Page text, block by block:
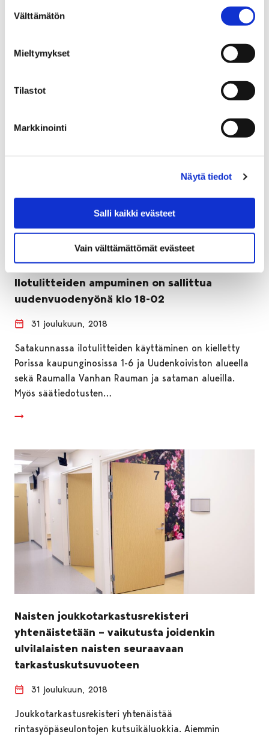
valinta
Välttämätön
Mieltymykset
Tilastot
Markkinointi
Näytä tiedot
Salli kaikki evästeet
Vain välttämättömät evästeet
Ilmatieteenlaitos ennustaa 1.-2.1.2019 ajalle
voimakkaita tuulia merelle ja maa-alueille. Tuuli voi
aiheuttaa mm. puiden kaatumisia ja sähkökatkoja.
Merelle on myös…
Ilotulitteiden ampuminen on sallittua
uudenvuodenyönä klo 18-02
31 joulukuun, 2018
Satakunnassa ilotulitteiden käyttäminen on kielletty
Porissa kaupunginosissa 1-6 ja Uudenkoiviston alueella
sekä Raumalla Vanhan Rauman ja sataman alueilla.
Myös säätiedotusten…
Naisten joukkotarkastusrekisteri
yhtenäistetään – vaikutusta joidenkin
ulvilalaisten naisten seuraavaan
tarkastuskutsuvuoteen
31 joulukuun, 2018
Joukkotarkastusrekisteri yhtenäistää
rintasyöpäseulontojen kutsuikäluokkia. Aiemmin